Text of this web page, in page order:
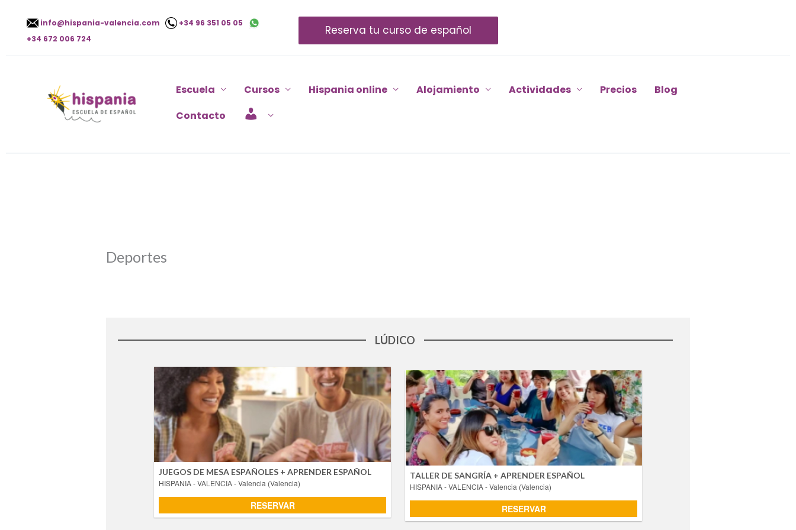
contenido
info@hispania-valencia.com
+34 96 351 05 05
+34 672 006 724
Reserva tu curso de español
Escuela Cursos Hispania online Alojamiento Actividades Precios
Blog
Contacto
Deportes
LÚDICO
JUEGOS DE MESA ESPAÑOLES + APRENDER ESPAÑOL
HISPANIA - VALENCIA- Valencia (Valencia)
RESERVAR
JUEGOS DE MESA ESPAÑOLES + APRENDER ESPAÑOL
HISPANIA - VALENCIA
- Valencia (Valencia)
Actividades
¿Sabías que se puede aprender español jugando? En esta actividad
conocerás juegos de mesa populares en España mientras practicas el
idioma de forma natural. Mejorarás tu comprensión, vocabulario y
expresión oral sin darte cuenta, en un ambiente di ... [+ info]
RESERVAR
TALLER DE SANGRÍA + APRENDER ESPAÑOL
HISPANIA - VALENCIA- Valencia (Valencia)
RESERVAR
TALLER DE SANGRÍA + APRENDER ESPAÑOL
HISPANIA - VALENCIA
- Valencia (Valencia)
Actividades
¿Te gustaría descubrir uno de los sabores más emblemáticos de
España mientras practicas español en un ambiente relajado y
divertido? Te invitamos a participar en nuestro Taller Cultural de
Sangría, una experiencia única donde la lengua, la cultura y ... [+ info]
RESERVAR